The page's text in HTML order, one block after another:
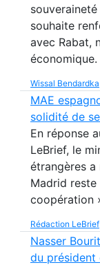
souhaite
avec Rabat,
économique.
Wissal Bendardka
MAE
solidité de
En réponse
LeBrief, le
étrangères
Madrid reste
coopération
Rédaction LeBrief
Nasser
du président